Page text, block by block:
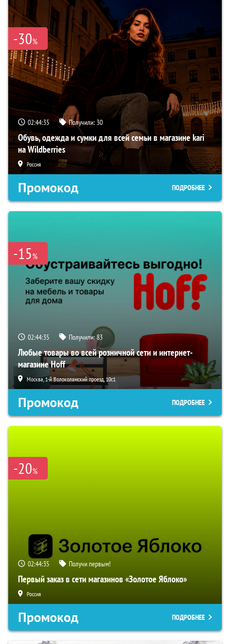
-30%
02:44:34 Получили: 30
Обувь, одежда и сумки для всей семьи в магазине kari
на Wildberries
Россия
Промокод ПОДРОБНЕЕ
-15%
02:44:34 Получили:83
Любые товары во всей розничной сети и интернет-
магазине Hoff
Москва, 1-й Волоколамский проезд, 10с1
Промокод ПОДРОБНЕЕ
-20%
02:44:34 Получи первым!
Первый заказ в сети магазинов «Золотое Яблоко»
Россия
Промокод ПОДРОБНЕЕ